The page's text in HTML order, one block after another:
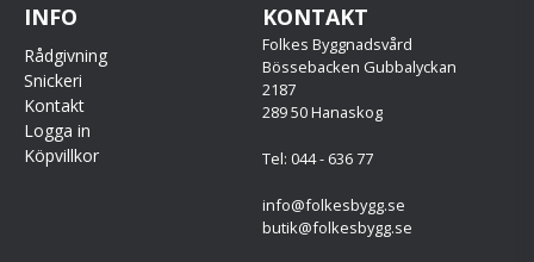
INFO
Rådgivning
Snickeri
Kontakt
Logga in
Köpvillkor
KONTAKT
Folkes Byggnadsvård
Bössebacken Gubbalyckan
2187
289 50 Hanaskog
Tel: 044 - 636 77
info@folkesbygg.se
butik@folkesbygg.se